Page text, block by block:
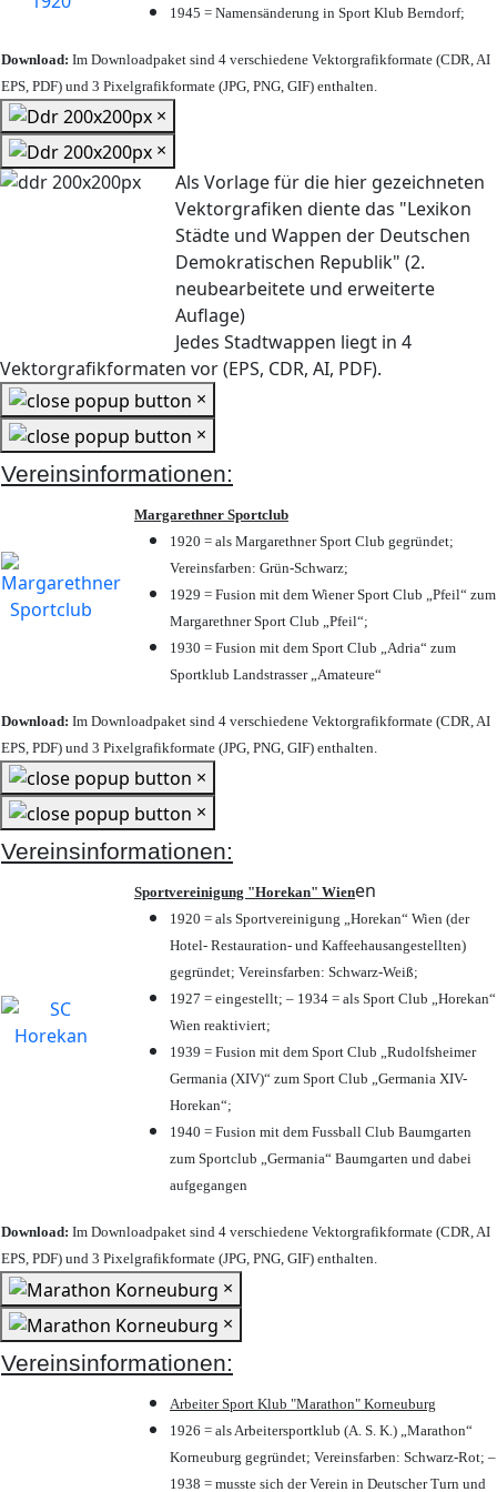
1945 = Namensänderung in Sport Klub Berndorf;
Download: Im Downloadpaket sind 4 verschiedene Vektorgrafikformate (CDR, AI
EPS, PDF) und 3 Pixelgrafikformate (JPG, PNG, GIF) enthalten.
×
×
Als Vorlage für die hier gezeichneten
Vektorgrafiken diente das "Lexikon
Städte und Wappen der Deutschen
Demokratischen Republik" (2.
neubearbeitete und erweiterte
Auflage)
Jedes Stadtwappen liegt in 4
Vektorgrafikformaten vor (EPS, CDR, AI, PDF).
×
×
Vereinsinformationen:
Margarethner Sportclub
1920 = als Margarethner Sport Club gegründet;
Vereinsfarben: Grün-Schwarz;
1929 = Fusion mit dem Wiener Sport Club „Pfeil“ zum
Margarethner Sport Club „Pfeil“;
1930 = Fusion mit dem Sport Club „Adria“ zum
Sportklub Landstrasser „Amateure“
Download: Im Downloadpaket sind 4 verschiedene Vektorgrafikformate (CDR, AI
EPS, PDF) und 3 Pixelgrafikformate (JPG, PNG, GIF) enthalten.
×
×
Vereinsinformationen:
Sportvereinigung "Horekan" Wienen
1920 = als Sportvereinigung „Horekan“ Wien (der
Hotel- Restauration- und Kaffeehausangestellten)
gegründet; Vereinsfarben: Schwarz-Weiß;
1927 = eingestellt; – 1934 = als Sport Club „Horekan“
Wien reaktiviert;
1939 = Fusion mit dem Sport Club „Rudolfsheimer
Germania (XIV)“ zum Sport Club „Germania XIV-
Horekan“;
1940 = Fusion mit dem Fussball Club Baumgarten
zum Sportclub „Germania“ Baumgarten und dabei
aufgegangen
Download: Im Downloadpaket sind 4 verschiedene Vektorgrafikformate (CDR, AI
EPS, PDF) und 3 Pixelgrafikformate (JPG, PNG, GIF) enthalten.
×
×
Vereinsinformationen:
Arbeiter Sport Klub "Marathon" Korneuburg
1926 = als Arbeitersportklub (A. S. K.) „Marathon“
Korneuburg gegründet; Vereinsfarben: Schwarz-Rot; –
1938 = musste sich der Verein in Deutscher Turn und